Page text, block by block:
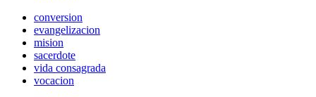
conversion
evangelizacion
mision
sacerdote
vida consagrada
vocacion